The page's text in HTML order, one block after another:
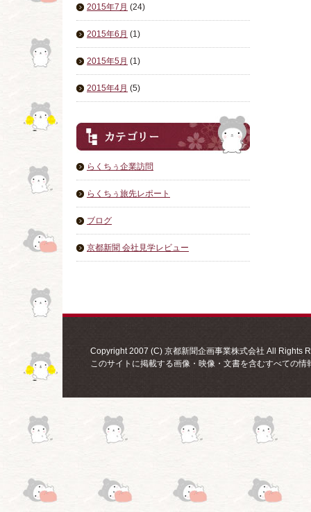
2015年7月 (24)
2015年6月 (1)
2015年5月 (1)
2015年4月 (5)
らくちぅ企業訪問
らくちぅ旅先レポート
ブログ
京都新聞 会社見学レビュー
Copyright 2007 (C) 京都新聞企画事業株式会社 All Rights
このサイトに掲載する画像・映像・文書を含むすべての